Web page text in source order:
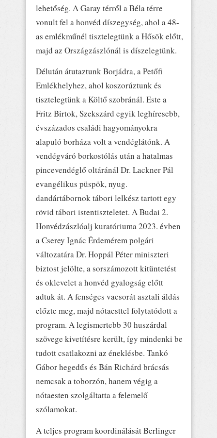
lehetőség. A Garay térről a Béla térre
vonult fel a honvéd díszegység, ahol a 48-
as emlékműnél tisztelegtünk a Hősök előtt,
majd az Országzászlónál is díszelegtünk.
Délután átutaztunk Borjádra, a Petőfi
Emlékhelyhez, ahol koszorúztunk és
tisztelegtünk a Költő szobránál. Este a
Fritz Birtok, Szekszárd egyik leghíresebb,
évszázados családi hagyományokra
alapuló borháza volt a vendéglátónk. A
vendégváró borkostólás után a hatalmas
pincevendéglő oltáránál Dr. Lackner Pál
evangélikus püspök, nyug.
dandártábornok tábori lelkész tartott egy
rövid tábori istentiszteletet. A Budai 2.
Honvédzászlóalj kuratóriuma 2023. évben
a Cserey Ignác Érdemérem polgári
változatára Dr. Hoppál Péter miniszteri
biztost jelölte, a sorszámozott kitüntetést
és oklevelet a honvéd gyalogság előtt
adtuk át. A fenséges vacsorát asztali áldás
előzte meg, majd nótaesttel folytatódott a
program. A legismertebb 30 huszárdal
szövege kivetítésre került, így mindenki be
tudott csatlakozni az éneklésbe. Tankó
Gábor hegedűs és Bán Richárd brácsás
nemcsak a toborzón, hanem végig a
nótaesten szolgáltatta a felemelő
szólamokat.
A teljes program koordinálását Berlinger